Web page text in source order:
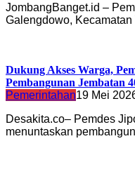
JombangBanget.id –
Galengdowo,
Dukung Akses Warga,
Pembangunan Jembatan
Pemerintahan19 Mei
Desakita.co– Pemdes
menuntaskan